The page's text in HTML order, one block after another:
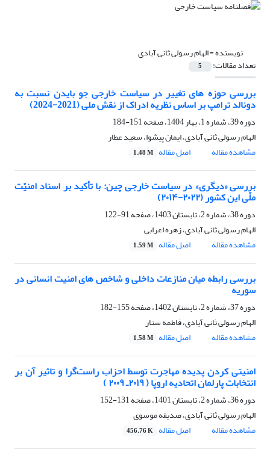
نویسنده =الهام رسولی ثانی آبادی
تعداد مقالات: 5
بررسی حوزه های تغییر در سیاست خارجی جو بایدن نسبت به
دونالد ترامپ بر اساس نظریه ادراک از نقش ملی (2021-2024)
دوره 39، شماره 1، بهار 1404، صفحه
151-184
الهام رسولی ثانی آبادی، ایمان پیشوا، سعید عطار
مشاهده مقاله
اصل مقاله 1.48 M
بررسی «دیگری» در سیاست خارجی چین: با تأکید بر اسناد امنیّت
ملّی این کشور (۲۰۲۲-۲۰۱۴)
دوره 38، شماره 2، تابستان 1403، صفحه
91-122
الهام رسولی ثانی آبادی، زهره اعرابی
مشاهده مقاله
اصل مقاله 1.59 M
بررسی رابطه میان منازعات داخلی و شاخص های امنیت انسانی در
سوریه
دوره 37، شماره 2، تابستان 1402، صفحه
155-182
الهام رسولی ثانی آبادی، فاطمه ستار
مشاهده مقاله
اصل مقاله 1.58 M
امنیتی کردن پدیده مهاجرت توسط احزاب راست‌گرا و تاثیر آن بر
انتخابات پارلمان اتحادیه اروپا ( ۲۰۱۹ـ ۲۰۰۹ )
دوره 36، شماره 2، تابستان 1401، صفحه
131-152
الهام رسولی ثانی آبادی، صدیقه موسوی
مشاهده مقاله
اصل مقاله 456.76 K